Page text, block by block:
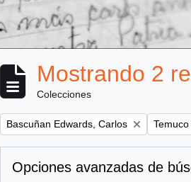
Mostrando 2
Colecciones
Remove filter:
Bascuñan Edwards, Carlos
Opciones avanzadas de